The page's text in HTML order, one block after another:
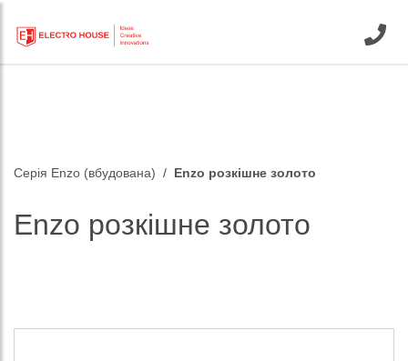
Серія Enzo (вбудована) Enzo розкішне золото
Enzo розкішне золото